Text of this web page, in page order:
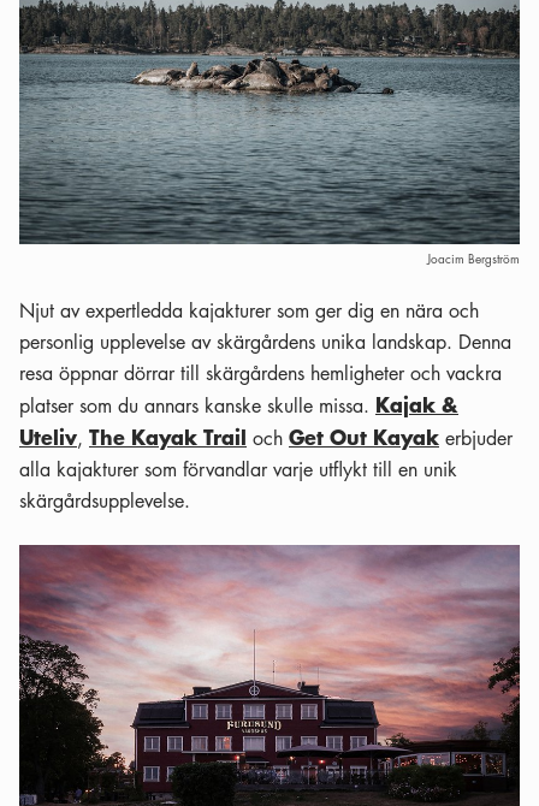
Joacim Bergström
Njut av expertledda kajakturer som ger dig en nära och
personlig upplevelse av skärgårdens unika landskap. Denna
resa öppnar dörrar till skärgårdens hemligheter och vackra
platser som du annars kanske skulle missa. Kajak &
Uteliv, The Kayak Trail och Get Out Kayak erbjuder
alla kajakturer som förvandlar varje utflykt till en unik
skärgårdsupplevelse.